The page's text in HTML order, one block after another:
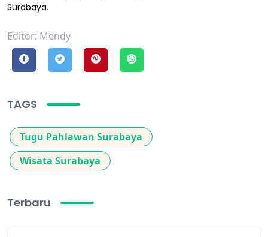
Surabaya.
Editor: Mendy
TAGS
Tugu Pahlawan Surabaya
Wisata Surabaya
Terbaru